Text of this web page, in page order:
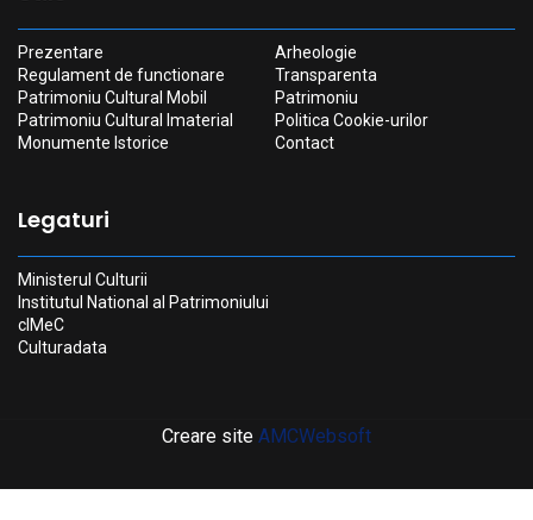
Prezentare
Regulament de functionare
Patrimoniu Cultural Mobil
Patrimoniu Cultural Imaterial
Monumente Istorice
Arheologie
Transparenta
Patrimoniu
Politica Cookie-urilor
Contact
Legaturi
Ministerul Culturii
Institutul National al Patrimoniului
cIMeC
Culturadata
Creare site AMCWebsoft